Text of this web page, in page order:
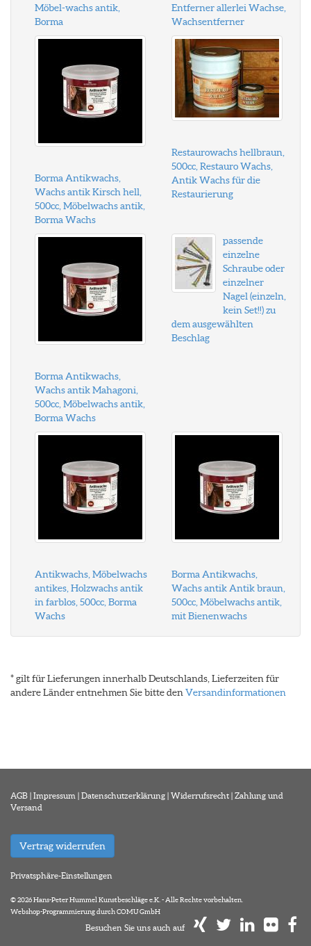
Möbel-wachs antik,
Borma
Entferner allerlei Wachse,
Wachsentferner
Borma Antikwachs,
Wachs antik Kirsch hell,
500cc, Möbelwachs antik,
Borma Wachs
Restaurowachs hellbraun,
500cc, Restauro Wachs,
Antik Wachs für die
Restaurierung
Borma Antikwachs,
Wachs antik Mahagoni,
500cc, Möbelwachs antik,
Borma Wachs
passende
einzelne
Schraube oder
einzelner
Nagel (einzeln,
kein Set!!) zu
dem ausgewählten
Beschlag
Antikwachs, Möbelwachs
antikes, Holzwachs antik
in farblos, 500cc, Borma
Wachs
Borma Antikwachs,
Wachs antik Antik braun,
500cc, Möbelwachs antik,
mit Bienenwachs
* gilt für Lieferungen innerhalb Deutschlands, Lieferzeiten für
andere Länder entnehmen Sie bitte den Versandinformationen
AGB | Impressum | Datenschutzerklärung | Widerrufsrecht | Zahlung und
Versand
Vertrag widerrufen
Privatsphäre-Einstellungen
© 2026 Hans-Peter Hummel Kunstbeschläge e.K. - Alle Rechte vorbehalten.
Webshop-Programmierung durch COMU GmbH
Besuchen Sie uns auch auf